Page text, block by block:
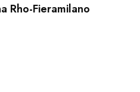
Rho-Fieramilano